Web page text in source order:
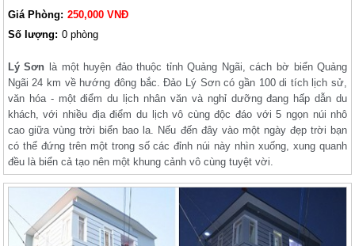
Giá Phòng: 250,000 VNĐ
Số lượng: 0 phòng
Lý Sơn là một huyện đảo thuộc tỉnh Quảng Ngãi, cách bờ biển Quảng
Ngãi 24 km về hướng đông bắc. Đảo Lý Sơn có gần 100 di tích lịch sử,
văn hóa - một điểm du lịch nhân văn và nghỉ dưỡng đang hấp dẫn du
khách, với nhiều địa điểm du lịch vô cùng độc đáo với 5 ngọn núi nhô
cao giữa vùng trời biển bao la. Nếu đến đây vào một ngày đẹp trời bạn
có thể đứng trên một trong số các đỉnh núi này nhìn xuống, xung quanh
đều là biển cả tạo nên một khung cảnh vô cùng tuyệt vời.